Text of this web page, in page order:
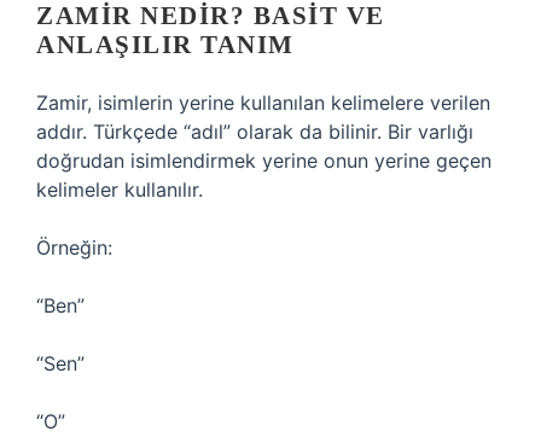
ZAMIR NEDIR? BASIT VE
ANLAŞILIR TANIM
Zamir, isimlerin yerine kullanılan kelimelere verilen
addır. Türkçede “adıl” olarak da bilinir. Bir varlığı
doğrudan isimlendirmek yerine onun yerine geçen
kelimeler kullanılır.
Örneğin:
“Ben”
“Sen”
“O”